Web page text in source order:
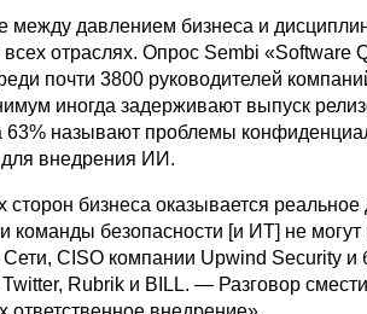
между давлением бизнеса и
всех отраслях. Опрос Sembi «Software
почти 3800 руководителей
иногда задерживают выпуск
63% называют проблемы
внедрения ИИ.
сторон бизнеса оказывается
команды безопасности [и ИТ] не могут
Сети, CISO компании Upwind Security
Twitter, Rubrik и BILL. — Разговор